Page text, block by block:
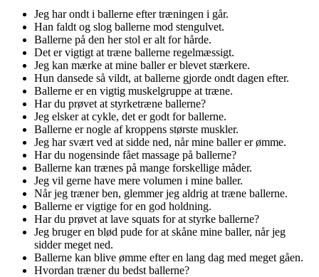
Jeg har ondt i ballerne efter træningen i går.
Han faldt og slog ballerne mod stengulvet.
Ballerne på den her stol er alt for hårde.
Det er vigtigt at træne ballerne regelmæssigt.
Jeg kan mærke at mine baller er blevet stærkere.
Hun dansede så vildt, at ballerne gjorde ondt dagen efter.
Ballerne er en vigtig muskelgruppe at træne.
Har du prøvet at styrketræne ballerne?
Jeg elsker at cykle, det er godt for ballerne.
Ballerne er nogle af kroppens største muskler.
Jeg har svært ved at sidde ned, når mine baller er ømme.
Har du nogensinde fået massage på ballerne?
Ballerne kan trænes på mange forskellige måder.
Jeg vil gerne have mere volumen i mine baller.
Når jeg træner ben, glemmer jeg aldrig at træne ballerne.
Ballerne er vigtige for en god holdning.
Har du prøvet at lave squats for at styrke ballerne?
Jeg bruger en blød pude for at skåne mine baller, når jeg
sidder meget ned.
Ballerne kan blive ømme efter en lang dag med meget gåen.
Hvordan træner du bedst ballerne?